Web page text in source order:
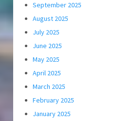
September 2025
August 2025
July 2025
June 2025
May 2025
April 2025
March 2025
February 2025
January 2025